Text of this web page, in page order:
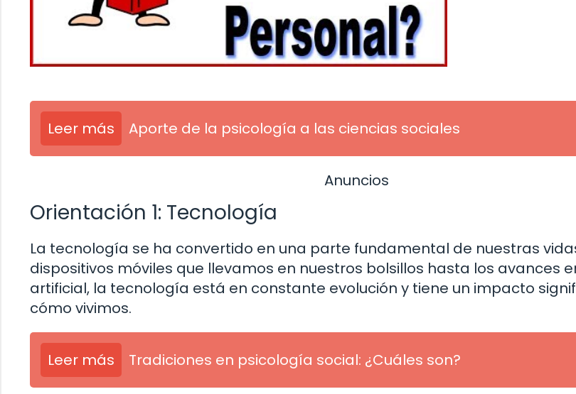
Leer más Aporte de la psicología a las ciencias sociales
Anuncios
Orientación 1: Tecnología
La tecnología se ha convertido en una parte fundamental de nuestras
dispositivos móviles que llevamos en nuestros bolsillos hasta los avances
artificial, la tecnología está en constante evolución y tiene un impacto
cómo vivimos.
Leer más Tradiciones en psicología social: ¿Cuáles son?